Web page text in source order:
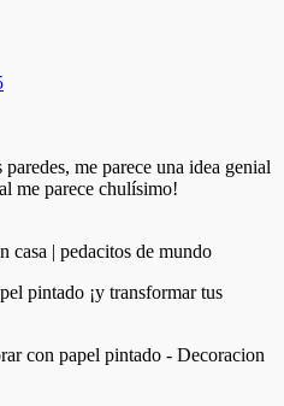
me parece una idea genial
me parece chulísimo!
casa | pedacitos de mundo
pintado ¡y transformar tus
con papel pintado - Decoracion